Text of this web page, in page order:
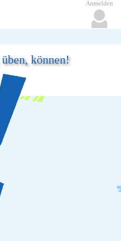
können!
Anmelden